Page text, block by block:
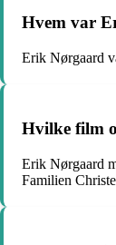
Hvem var
Erik Nørgaard
Hvilke film
Erik Nørgaard
Familien